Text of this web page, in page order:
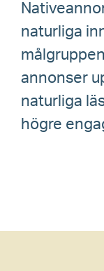
naturliga
annonser
naturliga
högre